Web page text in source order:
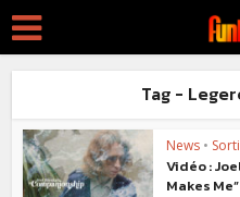
Tag -
News •
Vidéo :
Makes Me”